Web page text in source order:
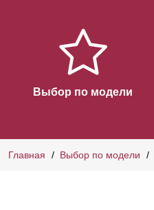
Выбор по модели
Главная Выбор по модели